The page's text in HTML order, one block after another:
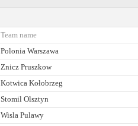
Team name
Polonia Warszawa
Znicz Pruszkow
Kotwica Kołobrzeg
Stomil Olsztyn
Wisla Pulawy